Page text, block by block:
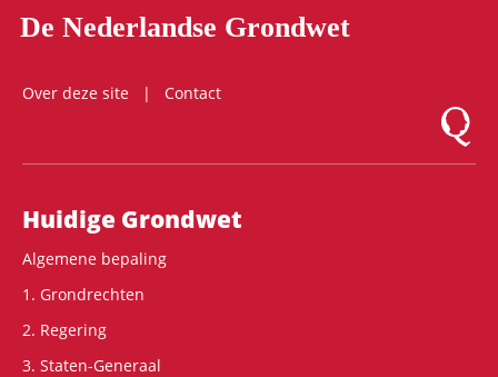
De Nederlandse Grondwet
Over deze site
Contact
Logo
Hoofdnavigatie
Huidige Grondwet
Algemene bepaling
1. Grondrechten
2. Regering
3. Staten-Generaal